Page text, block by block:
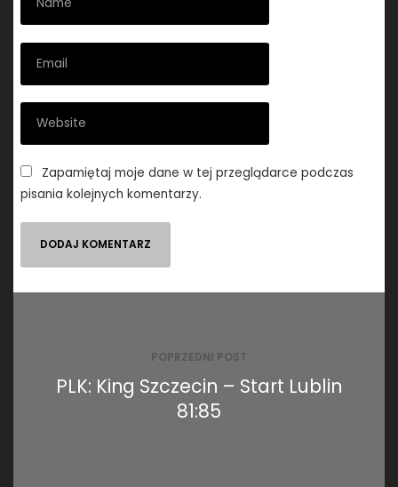
Zapamiętaj moje dane w tej przeglądarce podczas
pisania kolejnych komentarzy.
POPRZEDNI POST
PLK: King Szczecin – Start Lublin
81:85